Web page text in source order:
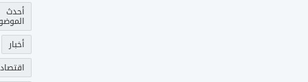
أحدث
أخبار
اقتصاد